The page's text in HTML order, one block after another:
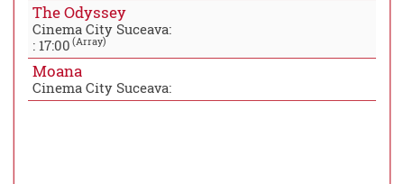
The Odyssey
Cinema City Suceava:
: 17:00 (Array)
Moana
Cinema City Suceava: